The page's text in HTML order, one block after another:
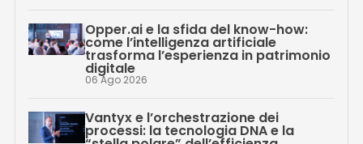
Opper.ai e la sfida del know-how:
come l’intelligenza artificiale
trasforma l’esperienza in patrimonio
digitale
06 Ago 2026
Vantyx e l’orchestrazione dei
processi: la tecnologia DNA e la